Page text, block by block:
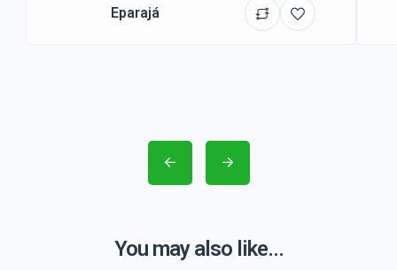
Eparajá
You may also like...